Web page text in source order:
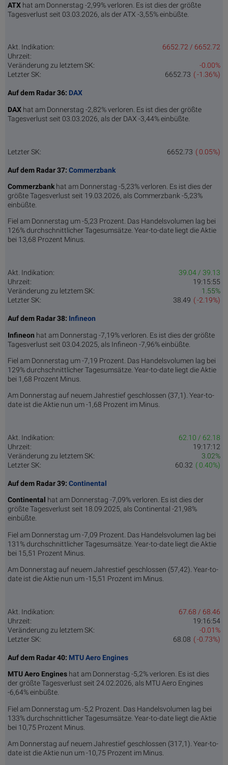
ATX hat am Donnerstag -2,99% verloren. Es ist dies der größte
Tagesverlust seit 03.03.2026, als der ATX -3,55% einbüßte.
Akt. Indikation:
6652.72 / 6652.72
Uhrzeit:
Veränderung zu letztem SK:
-0.00%
Letzter SK:
( -1.36%)
6652.73
Auf dem Radar 36: DAX
DAX hat am Donnerstag -2,82% verloren. Es ist dies der größte
Tagesverlust seit 03.03.2026, als der DAX -3,44% einbüßte.
Letzter SK: ( 0.05%)
6652.73
Auf dem Radar 37: Commerzbank
Commerzbank hat am Donnerstag -5,23% verloren. Es ist dies der
größte Tagesverlust seit 19.03.2026, als Commerzbank -5,23%
einbüßte.
Fiel am Donnerstag um -5,23 Prozent. Das Handelsvolumen lag bei
126% durchschnittlicher Tagesumsätze. Year-to-date liegt die Aktie
bei 13,68 Prozent Minus.
Akt. Indikation:
39.04 / 39.13
Uhrzeit:
19:15:55
Veränderung zu letztem SK:
1.55%
Letzter SK:
( -2.19%)
38.49
Auf dem Radar 38: Infineon
Infineon hat am Donnerstag -7,19% verloren. Es ist dies der größte
Tagesverlust seit 03.04.2025, als Infineon -7,96% einbüßte.
Fiel am Donnerstag um -7,19 Prozent. Das Handelsvolumen lag bei
129% durchschnittlicher Tagesumsätze. Year-to-date liegt die Aktie
bei 1,68 Prozent Minus.
Am Donnerstag auf neuem Jahrestief geschlossen (37,1). Year-to-
date ist die Aktie nun um -1,68 Prozent im Minus.
Akt. Indikation:
62.10 / 62.18
Uhrzeit:
19:17:12
Veränderung zu letztem SK:
3.02%
Letzter SK:
( 0.40%)
60.32
Auf dem Radar 39: Continental
Continental hat am Donnerstag -7,09% verloren. Es ist dies der
größte Tagesverlust seit 18.09.2025, als Continental -21,98%
einbüßte.
Fiel am Donnerstag um -7,09 Prozent. Das Handelsvolumen lag bei
131% durchschnittlicher Tagesumsätze. Year-to-date liegt die Aktie
bei 15,51 Prozent Minus.
Am Donnerstag auf neuem Jahrestief geschlossen (57,42). Year-to-
date ist die Aktie nun um -15,51 Prozent im Minus.
Akt. Indikation:
67.68 / 68.46
Uhrzeit:
19:16:54
Veränderung zu letztem SK:
-0.01%
Letzter SK:
( -0.73%)
68.08
Auf dem Radar 40: MTU Aero Engines
MTU Aero Engines hat am Donnerstag -5,2% verloren. Es ist dies
der größte Tagesverlust seit 24.02.2026, als MTU Aero Engines
-6,64% einbüßte.
Fiel am Donnerstag um -5,2 Prozent. Das Handelsvolumen lag bei
133% durchschnittlicher Tagesumsätze. Year-to-date liegt die Aktie
bei 10,75 Prozent Minus.
Am Donnerstag auf neuem Jahrestief geschlossen (317,1). Year-to-
date ist die Aktie nun um -10,75 Prozent im Minus.